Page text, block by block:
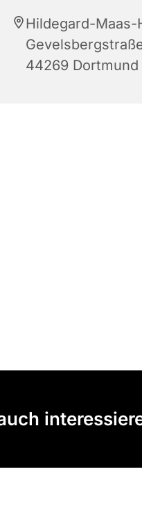
Hildegard-Maas-
44269 Dortmund